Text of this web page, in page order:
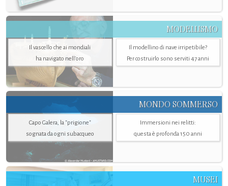
MODELLISMO
Il vascello che ai mondiali
ha navigato nell’oro
Il modellino di nave irripetibile?
Per costruirlo sono serviti 47 anni
MONDO SOMMERSO
Capo Galera, la "prigione"
sognata da ogni subacqueo
Immersioni nei relitti:
questa è profonda 150 anni
MUSEI